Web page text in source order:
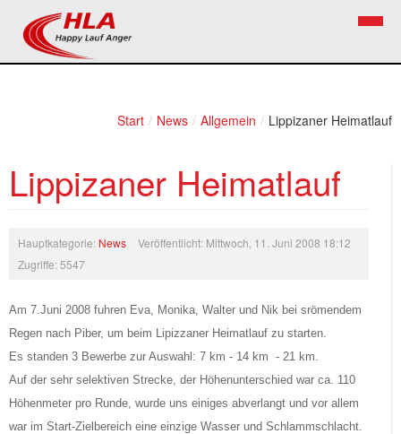
Start / News / Allgemein / Lippizaner Heimatlauf
Lippizaner Heimatlauf
Hauptkategorie: News
Veröffentlicht: Mittwoch, 11. Juni 2008 18:12
Zugriffe: 5547
Am 7.Juni 2008 fuhren Eva, Monika, Walter und Nik bei srömendem
Regen nach Piber, um beim Lipizzaner Heimatlauf zu starten.
Es standen 3 Bewerbe zur Auswahl: 7 km - 14 km - 21 km.
Auf der sehr selektiven Strecke, der Höhenunterschied war ca. 110
Höhenmeter pro Runde, wurde uns einiges abverlangt und vor allem
war im Start-Zielbereich eine einzige Wasser und Schlammschlacht.
Kontakt
Bezirkslaufcup
Firekids
Links